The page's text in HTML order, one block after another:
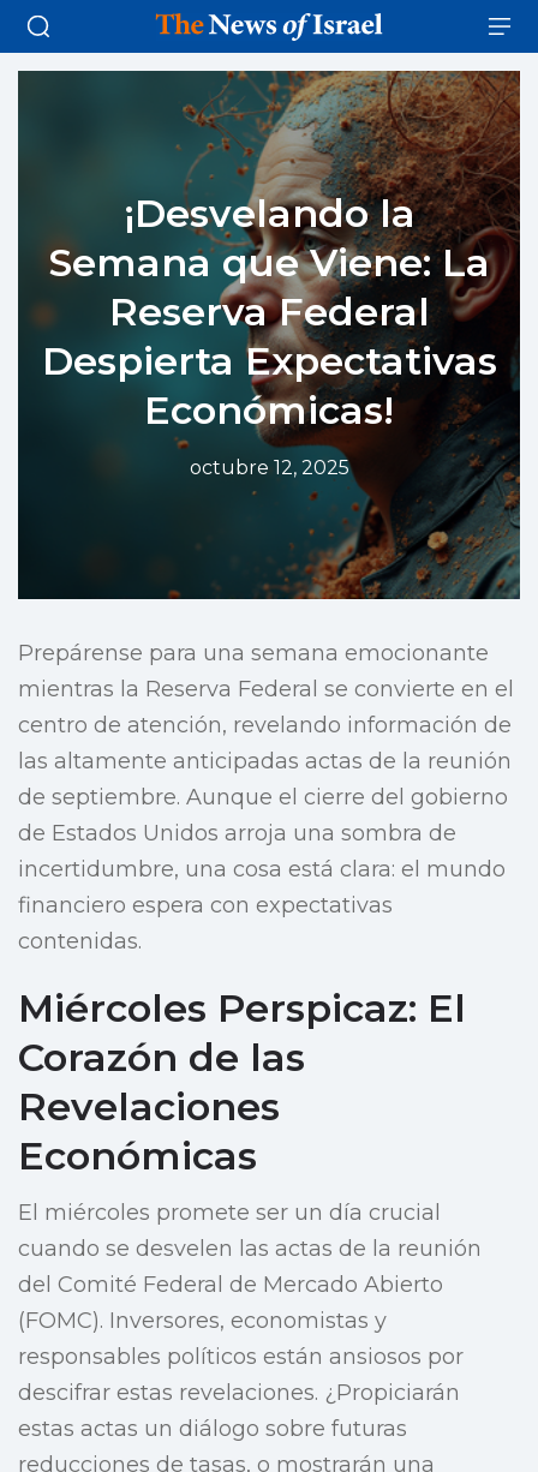
¡Desvelando la
Semana que Viene: La
Reserva Federal
Despierta Expectativas
Económicas!
octubre 12, 2025
Prepárense para una semana emocionante
mientras la Reserva Federal se convierte en el
centro de atención, revelando información de
las altamente anticipadas actas de la reunión
de septiembre. Aunque el cierre del gobierno
de Estados Unidos arroja una sombra de
incertidumbre, una cosa está clara: el mundo
financiero espera con expectativas
contenidas.
Miércoles Perspicaz: El
Corazón de las
Revelaciones
Económicas
El miércoles promete ser un día crucial
cuando se desvelen las actas de la reunión
del Comité Federal de Mercado Abierto
(FOMC). Inversores, economistas y
responsables políticos están ansiosos por
descifrar estas revelaciones. ¿Propiciarán
estas actas un diálogo sobre futuras
reducciones de tasas, o mostrarán una